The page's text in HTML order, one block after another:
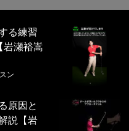
る練習
岩瀬裕嵩
ン
原因と
説【岩